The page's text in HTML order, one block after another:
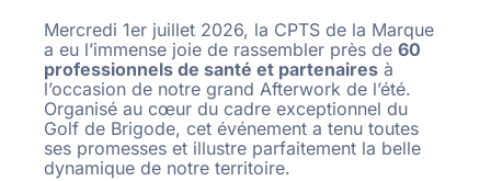
Mercredi 1er juillet 2026, la CPTS de la Marque
a eu l’immense joie de rassembler près de 60
professionnels de santé et partenaires à
l’occasion de notre grand Afterwork de l’été.
Organisé au cœur du cadre exceptionnel du
Golf de Brigode, cet événement a tenu toutes
ses promesses et illustre parfaitement la belle
dynamique de notre territoire.